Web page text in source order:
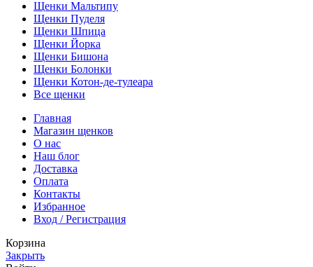
Щенки Мальтипу
Щенки Пуделя
Щенки Шпица
Щенки Йорка
Щенки Бишона
Щенки Болонки
Щенки Котон-де-тулеара
Все щенки
Главная
Магазин щенков
О нас
Наш блог
Доставка
Оплата
Контакты
Избранное
Вход / Регистрация
Корзина
Закрыть